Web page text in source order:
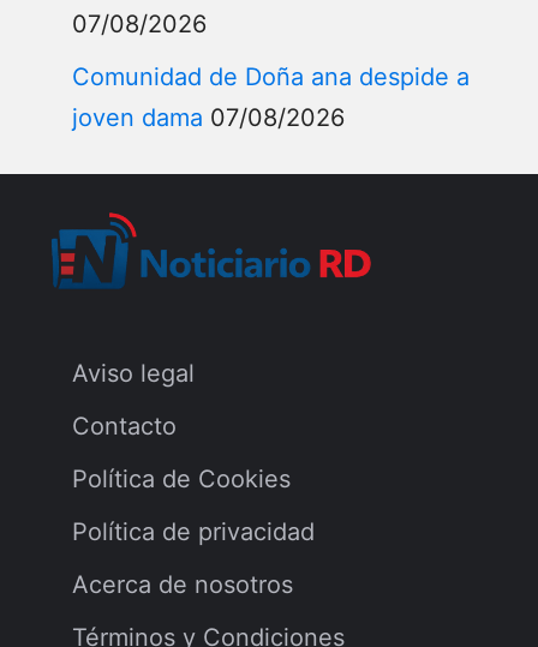
07/08/2026
Comunidad de Doña ana despide a
joven dama 07/08/2026
Aviso legal
Contacto
Política de Cookies
Política de privacidad
Acerca de nosotros
Términos y Condiciones